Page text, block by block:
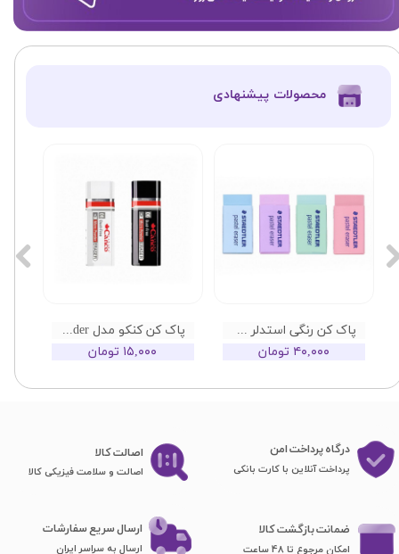
پاک کن کنکو مدل Canco Micro Powder
۱۵,۰۰۰ تومان
پاک کن رنگی استدلر مدل پاستلی
۴۰,۰۰۰ تومان
​محصولات پیشنهادی
درگاه پرداخت امن
پرداخت آنلاین با کارت بانکی
اصا​​​​​​​لت کالا
اصالت و سلامت فیزیکی کالا
ضمانت بازگشت کالا
امکان مرجوع تا 48 ساعت
ارسال سریع سفارشات
ارسال به سراسر ایران